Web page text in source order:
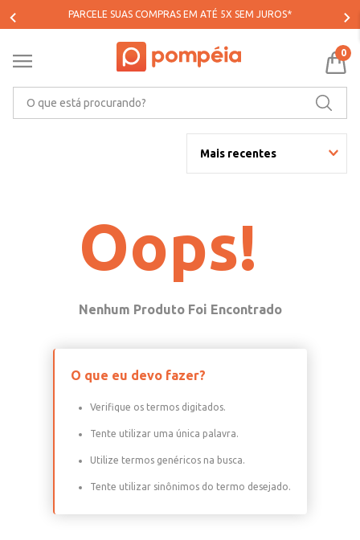
PARCELE SUAS COMPRAS EM ATÉ 5X SEM JUROS*
0
Mais recentes
Oops!
O que eu devo fazer?
Verifique os termos digitados.
Tente utilizar uma única palavra.
Utilize termos genéricos na busca.
Tente utilizar sinônimos do termo desejado.